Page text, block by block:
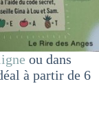
ou dans
à partir de 6